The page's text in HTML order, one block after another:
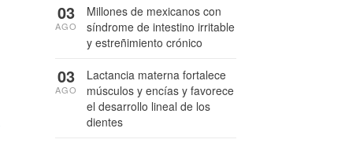
Millones de mexicanos con
síndrome de intestino irritable
y estreñimiento crónico
03
AGO
Lactancia materna fortalece
músculos y encías y favorece
el desarrollo lineal de los
dientes
03
AGO